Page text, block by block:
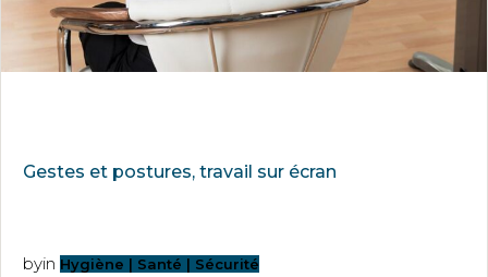
Gestes et postures, travail sur écran
byin Hygiène | Santé | Sécurité